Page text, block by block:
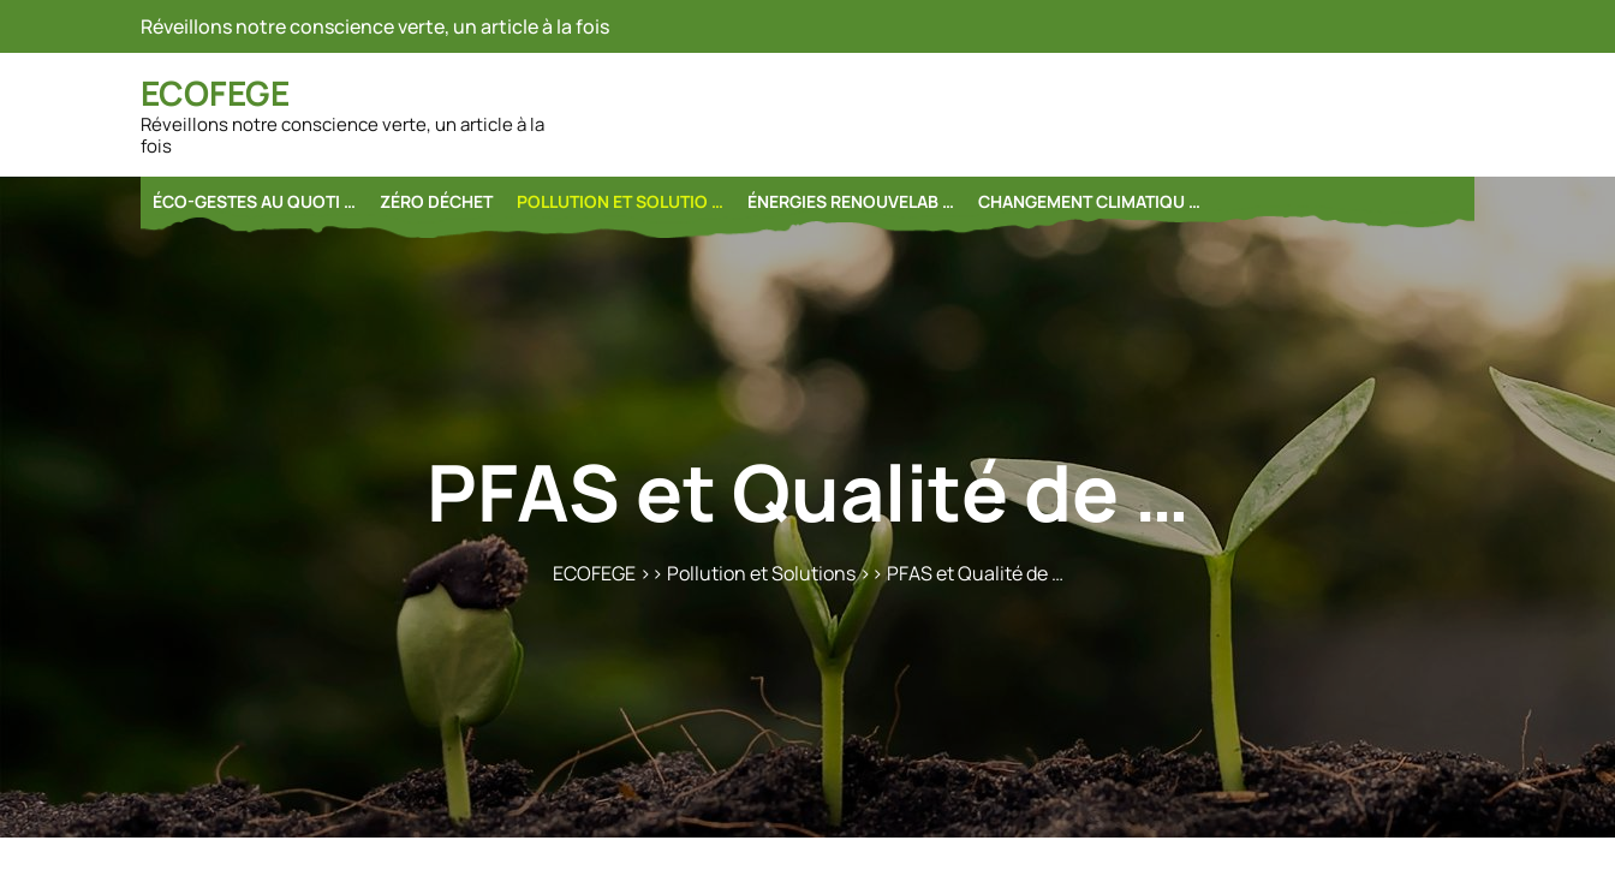
Réveillons notre conscience verte, un article à la fois
ECOFEGE
Réveillons notre conscience verte, un article à la
fois
ÉCO-GESTES AU QUOTI … ZÉRO DÉCHET POLLUTION ET SOLUTIO … ÉNERGIES RENOUVELAB … CHANGEMENT CLIMATIQU …
PFAS et Qualité de …
ECOFEGE>> Pollution et Solutions>> PFAS et Qualité de …